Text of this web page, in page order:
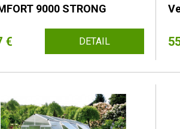
9000 STRONG
€ DETAIL